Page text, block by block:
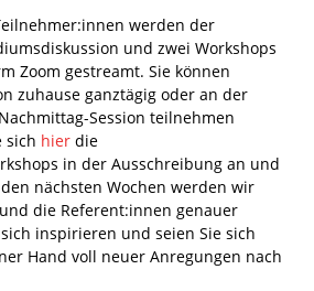
werden der
und zwei Workshops
Zoom gestreamt. Sie können
zuhause ganztägig oder an der
Session teilnehmen
sich hier die
in der Ausschreibung an und
nächsten Wochen werden wir
die Referent:innen genauer
inspirieren und seien Sie sich
Hand voll neuer Anregungen nach